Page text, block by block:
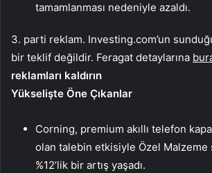
tamamlanması nedeniyle azaldı.
3. parti reklam. Investing.com’un
bir teklif değildir. Feragat detaylarına
reklamları kaldırın
Yükselişte Öne Çıkanlar
Corning, premium akıllı telefon
olan talebin etkisiyle Özel Malzeme
%12’lik bir artış yaşadı.